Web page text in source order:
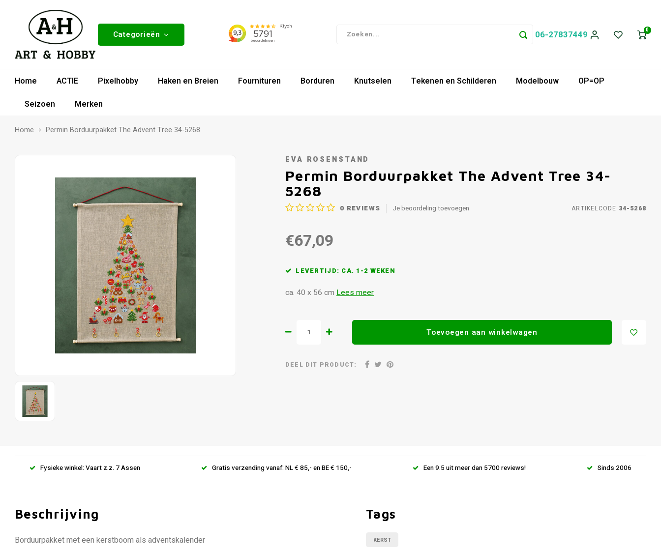
Categorieën 06-27837449 0
Home ACTIE Pixelhobby Haken en Breien Fournituren Borduren Knutselen Tekenen en Schilderen Modelbouw
OP=OP
Seizoen
Merken
Home Permin Borduurpakket The Advent Tree 34-5268
EVA ROSENSTAND
Permin Borduurpakket The Advent Tree 34-
5268
0 REVIEWS Je beoordeling toevoegen ARTIKELCODE 34-5268
€67,09
LEVERTIJD: CA. 1-2 WEKEN
ca. 40 x 56 cm Lees meer
Toevoegen aan winkelwagen
DEEL DIT PRODUCT:
Fysieke winkel: Vaart z.z. 7 Assen Gratis verzending vanaf: NL € 85,- en BE € 150,- Een 9.5 uit meer dan 5700 reviews! Sinds 2006
Beschrijving
Borduurpakket met een kerstboom als adventskalender
Tags
KERST